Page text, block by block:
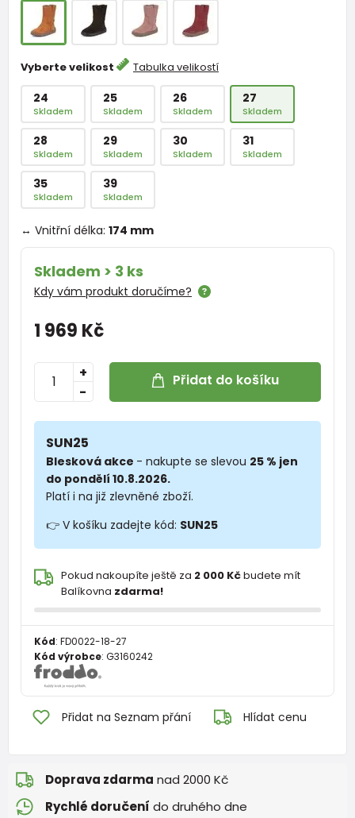
Vyberte velikost Tabulka velikostí
24
Skladem
25
Skladem
26
Skladem
27
Skladem
28
Skladem
29
Skladem
30
Skladem
31
Skladem
35
Skladem
39
Skladem
↔ Vnitřní délka: 174 mm
Skladem > 3 ks
Kdy vám produkt doručíme?
1 969 Kč
-
+ Přidat do košíku
SUN25
Blesková akce - nakupte se slevou 25 % jen
do pondělí 10.8.2026.
Platí i na již zlevněné zboží.
👉 V košíku zadejte kód: SUN25
Pokud nakoupíte ještě za 2 000 Kčbudete mít
Balíkovna zdarma!
Kód: FD0022-18-27
Kód výrobce: G3160242
Přidat na Seznam přání Hlídat cenu
Doprava zdarma nad 2000 Kč
Rychlé doručení do druhého dne